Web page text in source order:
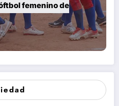
femenino de